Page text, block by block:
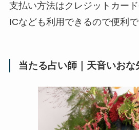
支払い方法はクレジットカー
ICなども利用できるので便利で
当たる占い師｜天音いおな